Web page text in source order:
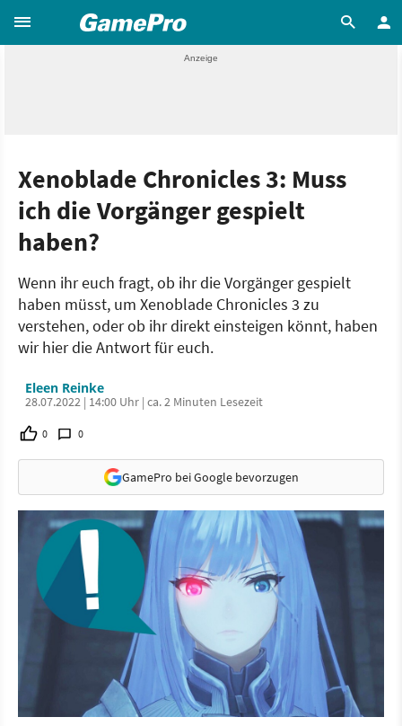
Xenoblade Chronicles 3: Muss
ich die Vorgänger gespielt
haben?
Wenn ihr euch fragt, ob ihr die Vorgänger gespielt
haben müsst, um Xenoblade Chronicles 3 zu
verstehen, oder ob ihr direkt einsteigen könnt, haben
wir hier die Antwort für euch.
Eleen Reinke
28.07.2022 | 14:00 Uhr | ca. 2 Minuten Lesezeit
0 0
GamePro bei Google bevorzugen